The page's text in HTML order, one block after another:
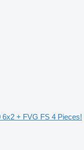
6x2 + FVG FS 4 Pieces!